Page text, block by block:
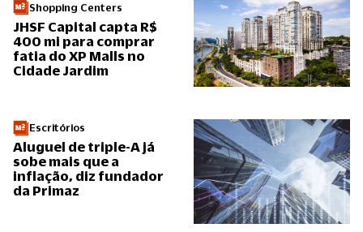
Shopping Centers
JHSF Capital capta R$
400 mi para comprar
fatia do XP Malls no
Cidade Jardim
Escritórios
Aluguel de triple-A já
sobe mais que a
inflação, diz fundador
da Primaz